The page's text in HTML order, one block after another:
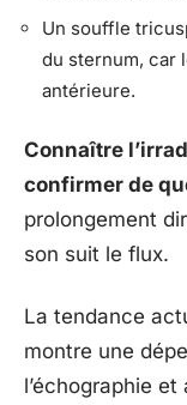
Un souffle
du sternum, car
antérieure.
Connaître
confirmer de
prolongement
son suit le flux.
La tendance
montre une
l’échographie